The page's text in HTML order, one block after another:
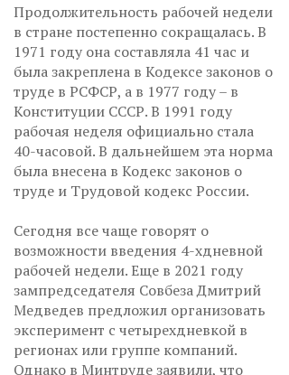
Продолжительность рабочей недели
в стране постепенно сокращалась. В
1971 году она составляла 41 час и
была закреплена в Кодексе законов о
труде в РСФСР, а в 1977 году – в
Конституции СССР. В 1991 году
рабочая неделя официально стала
40-часовой. В дальнейшем эта норма
была внесена в Кодекс законов о
труде и Трудовой кодекс России.
Сегодня все чаще говорят о
возможности введения 4-хдневной
рабочей недели. Еще в 2021 году
зампредседателя Совбеза Дмитрий
Медведев предложил организовать
эксперимент с четырехдневкой в
регионах или группе компаний.
Однако в Минтруде заявили, что